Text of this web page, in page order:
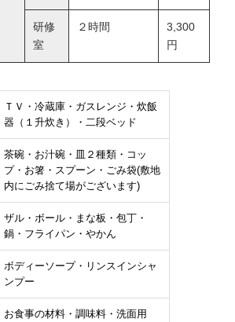
研修
室
２時間
3,300
円
ＴＶ・冷蔵庫・ガスレンジ・炊飯
器（１升炊き）・二段ベッド
茶碗・お汁碗・皿２種類・コッ
プ・お箸・スプーン・ごみ袋(敷地
内にごみ捨て場がございます)
ザル・ボール・まな板・包丁・
鍋・フライパン・やかん
ボディーソープ・リンスインシャ
ンプー
お食事の材料・調味料・洗面用